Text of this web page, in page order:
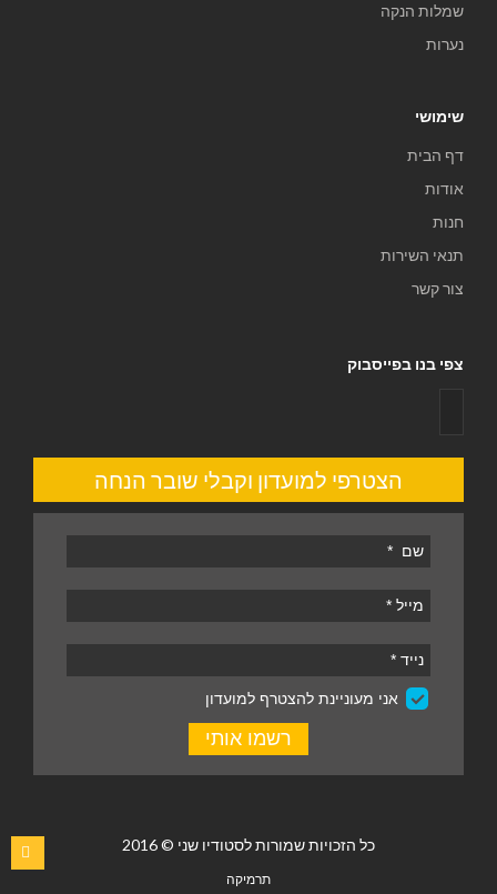
שמלות הנקה
נערות
שימושי
דף הבית
אודות
חנות
תנאי השירות
צור קשר
צפי בנו בפייסבוק
הצטרפי למועדון וקבלי שובר הנחה
כל הזכויות שמורות לסטודיו שני © 2016
תרמיקה